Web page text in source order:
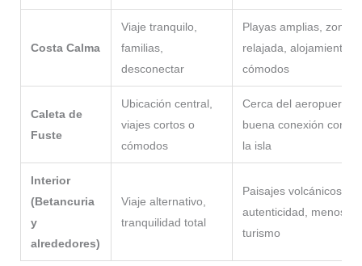
Costa Calma
Viaje tranquilo,
familias,
desconectar
Playas amplias, zona
relajada, alojamientos
cómodos
Caleta de
Fuste
Ubicación central,
viajes cortos o
cómodos
Cerca del aeropuerto,
buena conexión con
la isla
Interior
(Betancuria
y
alrededores)
Viaje alternativo,
tranquilidad total
Paisajes volcánicos,
autenticidad, menos
turismo